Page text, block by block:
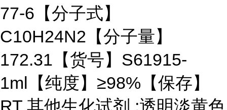
77-6【分子式】
C10H24N2【分子量】
172.31【货号】S61915-
1ml【纯度】≥98%【保存】
RT 其他生化试剂 ;透明淡黄色